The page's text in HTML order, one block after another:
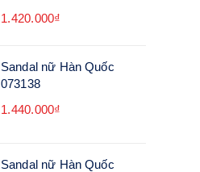
1.420.000₫
Sandal nữ Hàn Quốc
073138
1.440.000₫
Sandal nữ Hàn Quốc